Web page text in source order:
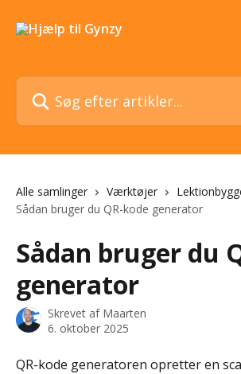
Søg efter artikler...
Alle samlinger Værktøjer
Sådan bruger du QR-kode generator
Sådan bruger du
generator
Skrevet af Maarten
6. oktober 2025
QR-kode generatoren opretter en